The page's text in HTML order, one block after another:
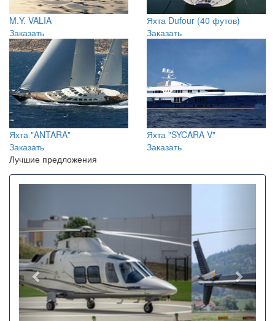
M.Y. VALIA
Заказать
Заказать
Яхта "ANTARA"
Яхта "SYCARA V"
Назад